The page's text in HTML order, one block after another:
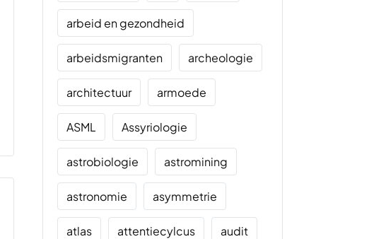
arbeid en gezondheid
arbeidsmigranten archeologie
architectuur armoede
ASML Assyriologie
astrobiologie astromining
astronomie asymmetrie
atlas attentiecylcus audit